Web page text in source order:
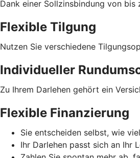
Dank einer Sollzinsbindung von bis
Flexible Tilgung
Nutzen Sie verschiedene
Individueller
Zu Ihrem Darlehen gehört ein
Flexible Finanzierung
Sie entscheiden selbst, wie
Ihr Darlehen passt sich an Ihr